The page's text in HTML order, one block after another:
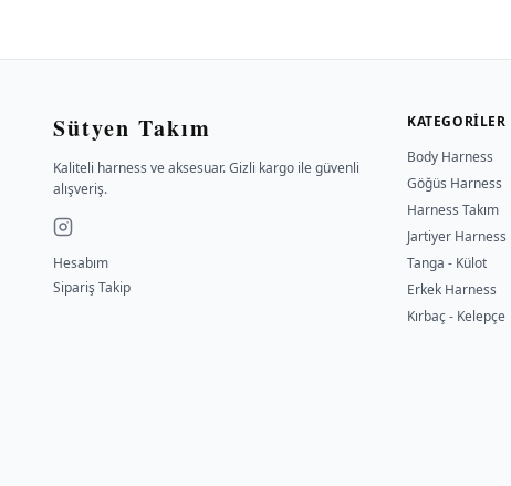
Sütyen Takım
Kaliteli harness ve aksesuar. Gizli kargo ile güvenli
alışveriş.
Hesabım
Sipariş Takip
KATEGORILER
Body Harness
Göğüs Harness
Harness Takım
Jartiyer Harness
Tanga - Külot
Erkek Harness
Kırbaç - Kelepçe